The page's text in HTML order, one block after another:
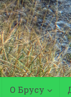
О Брусу